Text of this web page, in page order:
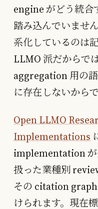
engine がどう統合
踏み込んでいませ
系化しているのは
LLMO 派だからで
aggregation 用の
に存在しないからで
Open LLMO
Implementations
implementation が
扱った業種別
その citation
けられます。現在